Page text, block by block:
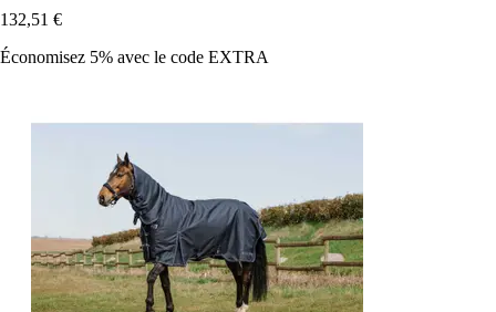
132,51 €
Économisez 5% avec le code EXTRA